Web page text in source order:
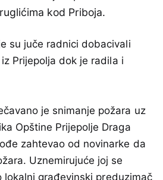
kod Priboja.
su juče radnici dobacivali
Prijepolja dok je radila i
je snimanje požara uz
Opštine Prijepolje Draga
zahtevao od novinarke da
Uznemirujuće joj se
lokalni građevinski preduzimač